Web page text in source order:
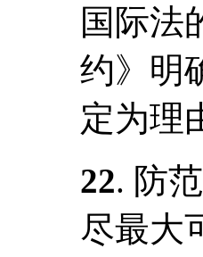
国际法
约》明
定为理
22. 防
尽最大